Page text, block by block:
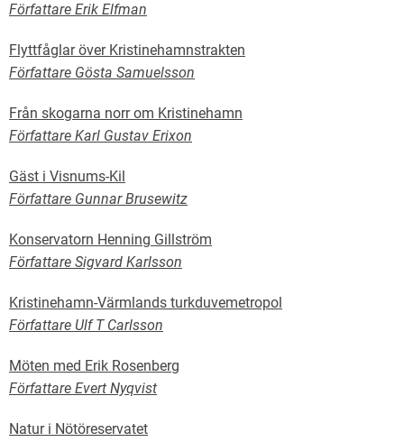
Författare Erik Elfman
Flyttfåglar över Kristinehamnstrakten
Författare Gösta Samuelsson
Från skogarna norr om Kristinehamn
Författare Karl Gustav Erixon
Gäst i Visnums-Kil
Författare Gunnar Brusewitz
Konservatorn Henning Gillström
Författare Sigvard Karlsson
Kristinehamn-Värmlands turkduvemetropol
Författare Ulf T Carlsson
Möten med Erik Rosenberg
Författare Evert Nyqvist
Natur i Nötöreservatet